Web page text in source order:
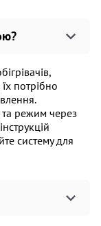
потрібно
режим через
систему для